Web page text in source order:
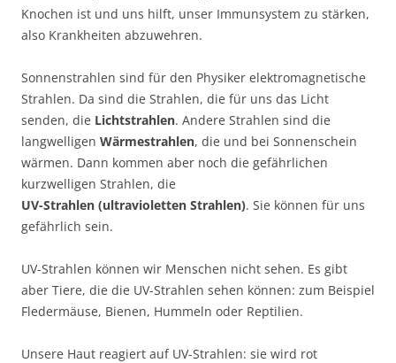
Knochen ist und uns hilft, unser Immunsystem zu stärken,
also Krankheiten abzuwehren.
Sonnenstrahlen sind für den Physiker elektromagnetische
Strahlen. Da sind die Strahlen, die für uns das Licht
senden, die Lichtstrahlen. Andere Strahlen sind die
langwelligen Wärmestrahlen, die und bei Sonnenschein
wärmen. Dann kommen aber noch die gefährlichen
kurzwelligen Strahlen, die
UV-Strahlen (ultravioletten Strahlen). Sie können für uns
gefährlich sein.
UV-Strahlen können wir Menschen nicht sehen. Es gibt
aber Tiere, die die UV-Strahlen sehen können: zum Beispiel
Fledermäuse, Bienen, Hummeln oder Reptilien.
Unsere Haut reagiert auf UV-Strahlen: sie wird rot